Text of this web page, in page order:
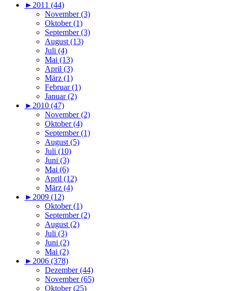
► 2011 (44)
November (3)
Oktober (1)
September (3)
August (13)
Juli (4)
Mai (13)
April (3)
März (1)
Februar (1)
Januar (2)
► 2010 (47)
November (2)
Oktober (4)
September (1)
August (5)
Juli (10)
Juni (3)
Mai (6)
April (12)
März (4)
► 2009 (12)
Oktober (1)
September (2)
August (2)
Juli (3)
Juni (2)
Mai (2)
► 2006 (378)
Dezember (44)
November (65)
Oktober (25)